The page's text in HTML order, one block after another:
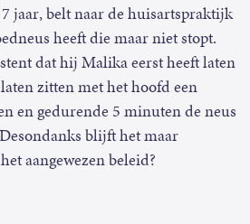
jaar, belt naar de huisartspraktijk
heeft die maar niet stopt.
dat hij Malika eerst heeft laten
zitten met het hoofd een
en gedurende 5 minuten de neus
blijft het maar
aangewezen beleid?